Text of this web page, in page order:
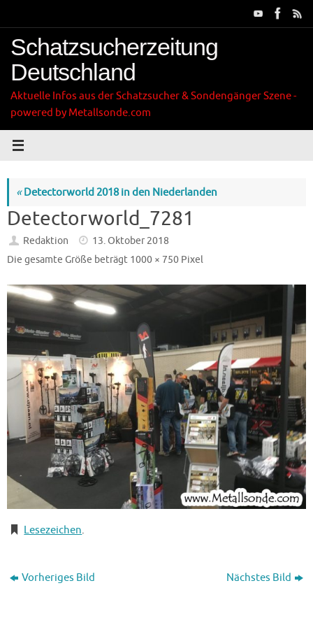
Inhalt
springen
Schatzsucherzeitung
Deutschland
Aktuelle Infos aus der Schatzsucher & Sondengänger Szene -
powered by Metallsonde.com
«Detectorworld 2018 in den Niederlanden
Detectorworld_7281
Redaktion
13. Oktober 2018
Die gesamte Größe beträgt 1000 × 750 Pixel
Lesezeichen.
Vorheriges Bild Nächstes Bild